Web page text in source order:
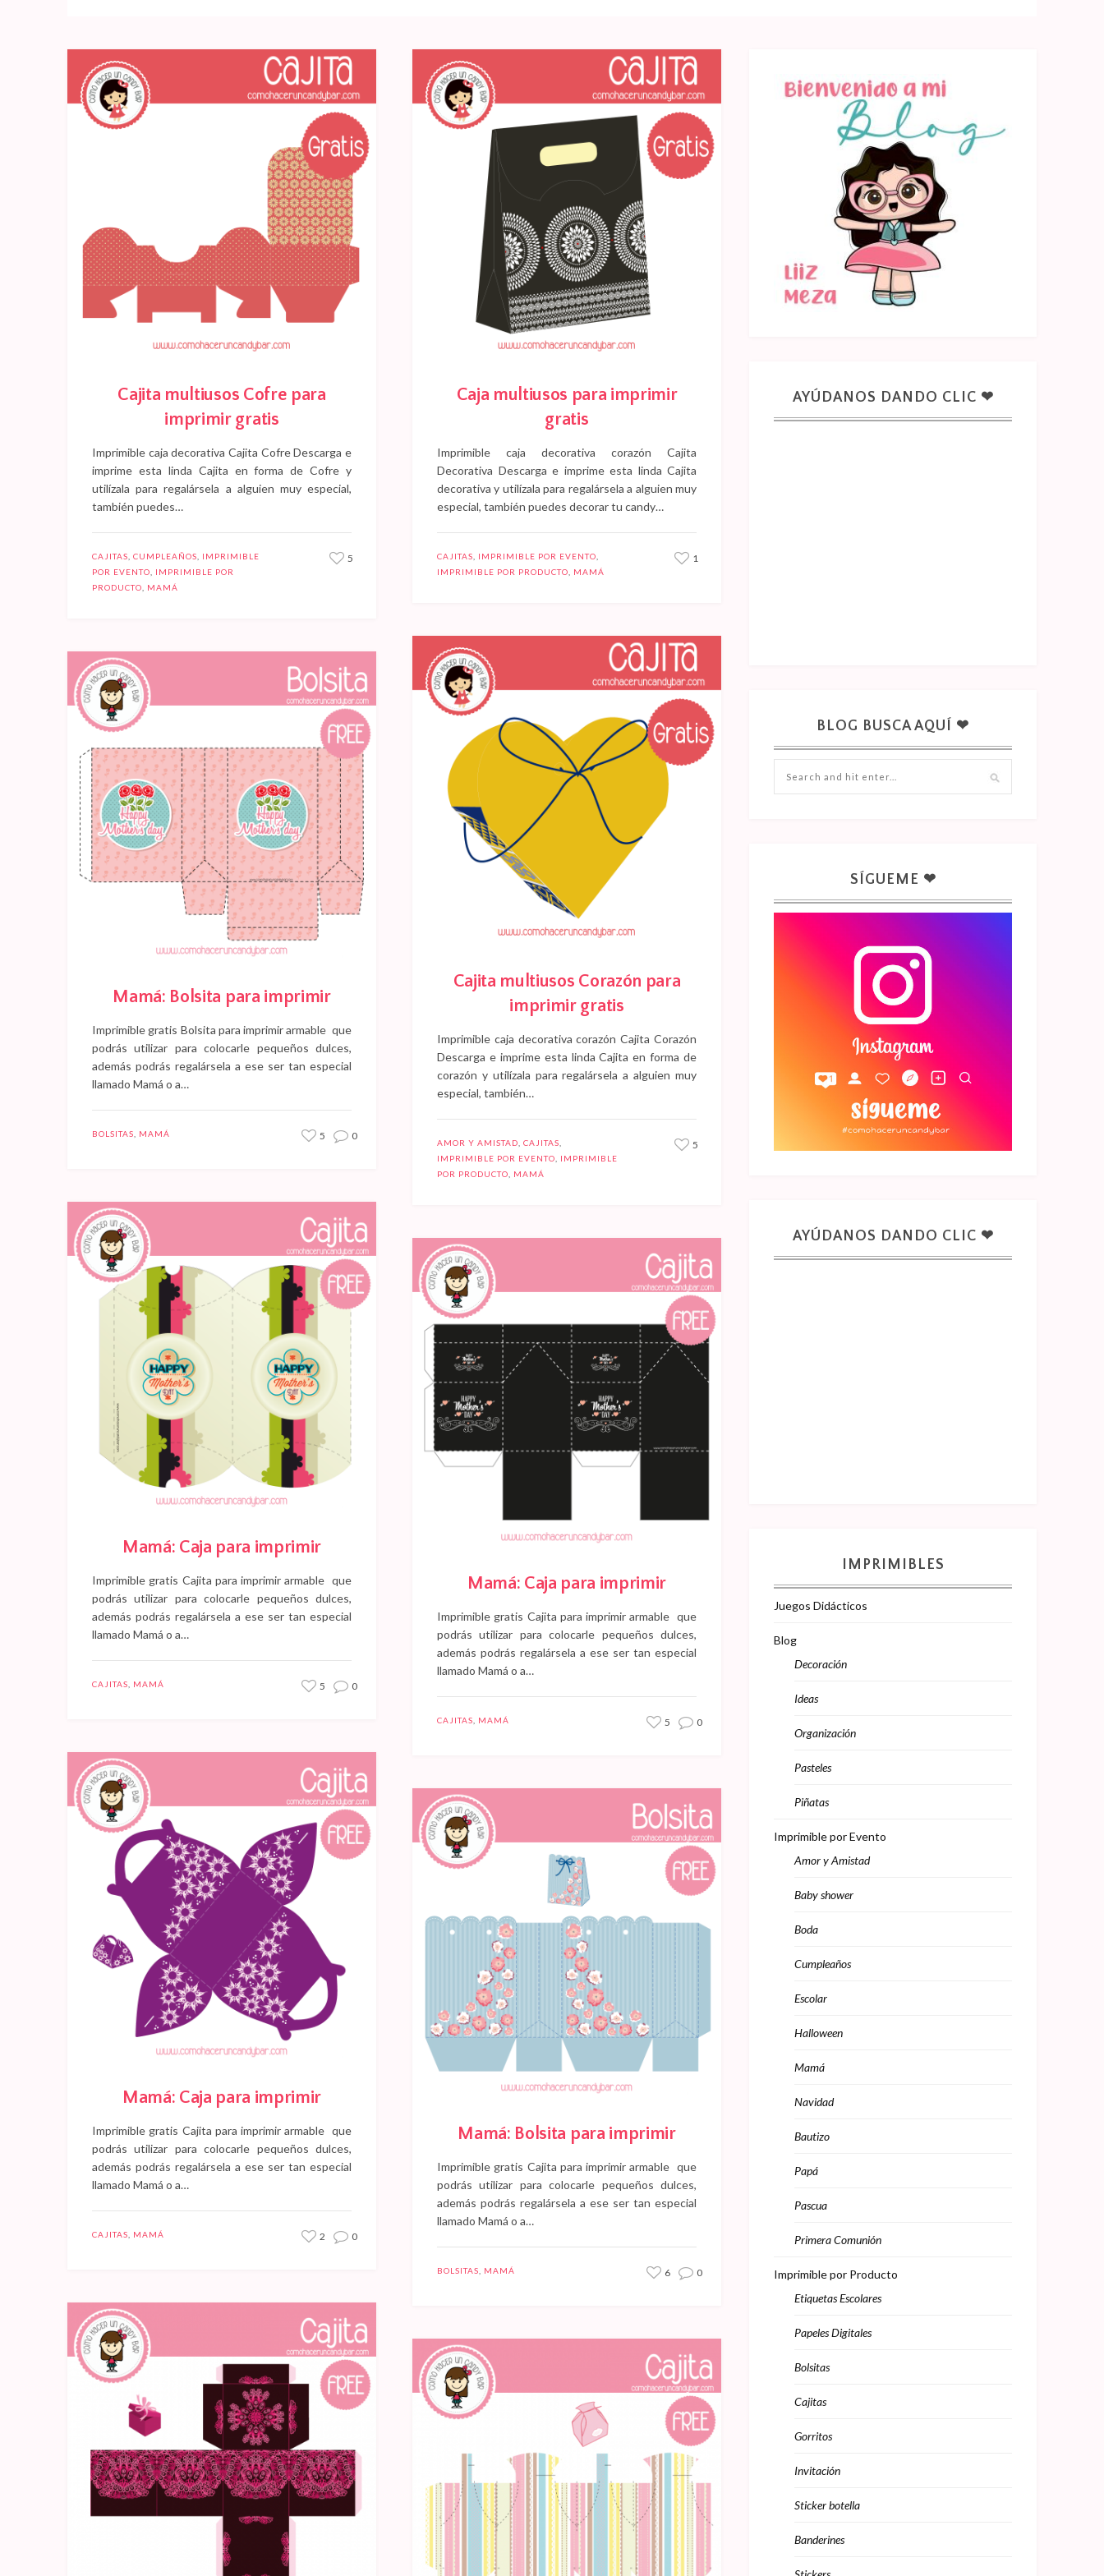
Cajita multiusos Cofre para
imprimir gratis
Imprimible caja decorativa Cajita Cofre Descarga e
imprime esta linda Cajita en forma de Cofre y
utilízala para regalársela a alguien muy especial,
también puedes…
CAJITAS CUMPLEAÑOS
IMPRIMIBLE
POR EVENTO
IMPRIMIBLE POR
PRODUCTO
MAMÁ
5
Caja multiusos para imprimir
gratis
Imprimible caja decorativa corazón Cajita
Decorativa Descarga e imprime esta linda Cajita
decorativa y utilízala para regalársela a alguien muy
especial, también puedes decorar tu candy…
CAJITAS IMPRIMIBLE POR EVENTO
IMPRIMIBLE POR PRODUCTO
MAMÁ
1
Cajita multiusos Corazón para
imprimir gratis
Imprimible caja decorativa corazón Cajita Corazón
Descarga e imprime esta linda Cajita en forma de
corazón y utilízala para regalársela a alguien muy
especial, también…
AMOR Y AMISTAD CAJITAS
IMPRIMIBLE POR EVENTO
IMPRIMIBLE
POR PRODUCTO
MAMÁ
5
Mamá: Bolsita para imprimir
Imprimible gratis Bolsita para imprimir armable que
podrás utilizar para colocarle pequeños dulces,
además podrás regalársela a ese ser tan especial
llamado Mamá o a…
BOLSITAS MAMÁ 5 0
Mamá: Caja para imprimir
Imprimible gratis Cajita para imprimir armable que
podrás utilizar para colocarle pequeños dulces,
además podrás regalársela a ese ser tan especial
llamado Mamá o a…
CAJITAS MAMÁ 5 0
Mamá: Caja para imprimir
Imprimible gratis Cajita para imprimir armable que
podrás utilizar para colocarle pequeños dulces,
además podrás regalársela a ese ser tan especial
llamado Mamá o a…
CAJITAS MAMÁ 5 0
Mamá: Caja para imprimir
Imprimible gratis Cajita para imprimir armable que
podrás utilizar para colocarle pequeños dulces,
además podrás regalársela a ese ser tan especial
llamado Mamá o a…
CAJITAS MAMÁ 2 0
Mamá: Bolsita para imprimir
Imprimible gratis Cajita para imprimir armable que
podrás utilizar para colocarle pequeños dulces,
además podrás regalársela a ese ser tan especial
llamado Mamá o a…
BOLSITAS MAMÁ 6 0
AYÚDANOS DANDO CLIC ❤
BLOG BUSCA AQUÍ ❤
SÍGUEME ❤
AYÚDANOS DANDO CLIC ❤
IMPRIMIBLES
Juegos Didácticos
Blog
Decoración
Ideas
Organización
Pasteles
Piñatas
Imprimible por Evento
Amor y Amistad
Baby shower
Boda
Cumpleaños
Escolar
Halloween
Mamá
Navidad
Bautizo
Papá
Pascua
Primera Comunión
Imprimible por Producto
Etiquetas Escolares
Papeles Digitales
Bolsitas
Cajitas
Gorritos
Invitación
Sticker botella
Banderines